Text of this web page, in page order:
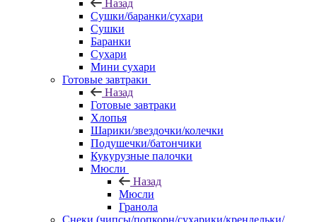
Назад
Сушки/баранки/сухари
Сушки
Баранки
Сухари
Мини сухари
Готовые завтраки
Назад
Готовые завтраки
Хлопья
Шарики/звездочки/колечки
Подушечки/батончики
Кукурузные палочки
Мюсли
Назад
Мюсли
Гранола
Снеки (чипсы/попкорн/сухарики/крендельки/